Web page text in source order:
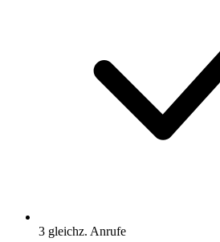
3 gleichz. Anrufe